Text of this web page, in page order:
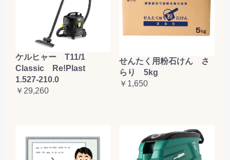
ケルヒャー T11/1
Classic Re!Plast
1.527-210.0
￥29,260
せんたく用粉石けん さ
らり 5kg
￥1,650